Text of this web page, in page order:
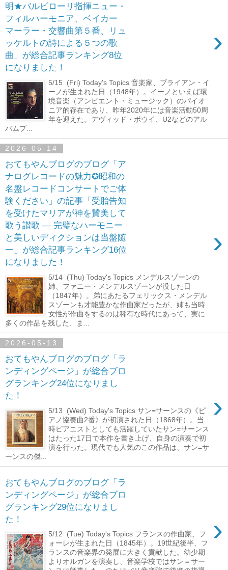
明★バルビローリ指揮ニュー・
フィルハーモニア、ベイカー
マーラー・交響曲第５番、リュ
ッケルトの詩による５つの歌
曲」が総合記事ランキング8位
になりました！
›
5/15 (Fri) Today's Topics 音楽家、ブライアン・イ
ーノが生まれた日（1948年）。イーノといえば環
境音楽（アンビエント・ミュージック）のパイオ
ニア的存在であり、昨年2020年には音楽活動50周
年を迎えた。デヴィッド・ボウイ、U2などのアル
バムプ...
2026-05-14
おてもやんブログのブログ「ア
ナログレコードの魅力✪昭和の
名盤レコードコンサートでご体
験ください」の記事「受胎告知
を受けたマリアが神を賛美して
歌う讃歌 ― 完璧なハーモニー
と美しいディクションは当盤随
一」が総合記事ランキング16位
になりました！
›
5/14 (Thu) Today's Topics メンデルスゾーンの
姉、ファニー・メンデルスゾーンが没した日
（1847年）。弟にあたるフェリックス・メンデル
スゾーンも才能豊かな作曲家だったが、姉も当時
女性が作曲をするのは稀有な時代にあって、実に
多くの作品を残した、ま...
2026-05-13
おてもやんブログのブログ「ラ
ンディングページ」が総合ブロ
グランキング24位になりまし
た！
›
5/13 (Wed) Today's Topics サン=サーンスの《ピ
アノ協奏曲2番》が初演された日（1868年）。当
時ピアニストとしても活躍していたサン=サーンス
はたった17日で本作を書き上げ、自身の演奏で初
演を行った。現代でも人気のこの作品は、サン=サ
ーンスの傑...
おてもやんブログのブログ「ラ
ンディングページ」が総合ブロ
グランキング29位になりまし
た！
›
5/12 (Tue) Today's Topics フランスの作曲家、フ
ォーレが生まれた日（1845年）。19世紀後半、フ
ランスの音楽界の発展に大きく貢献した。幼少期
よりオルガンを演奏し、音楽学校ではサン＝サー